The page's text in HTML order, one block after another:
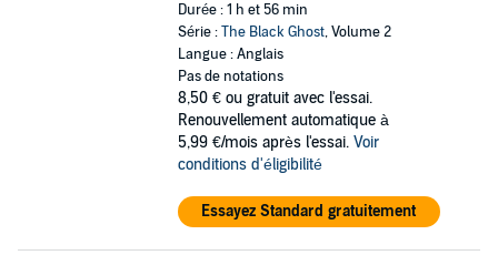
Durée : 1 h et 56 min
Série :The Black Ghost, Volume 2
Langue : Anglais
Pas de notations
8,50 € ou gratuit avec l'essai.
Renouvellement automatique à
5,99 €/mois après l'essai. Voir
conditions d'éligibilité
Essayez Standard gratuitement